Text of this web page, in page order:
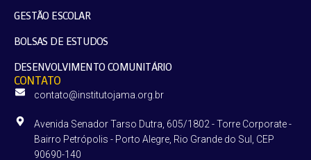
GESTÃO ESCOLAR
BOLSAS DE ESTUDOS
DESENVOLVIMENTO COMUNITÁRIO
CONTATO
contato@institutojama.org.br
Avenida Senador Tarso Dutra, 605/1802 - Torre Corporate -
Bairro Petrópolis - Porto Alegre, Rio Grande do Sul, CEP
90690-140